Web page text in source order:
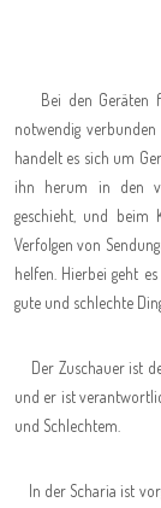
Bei den Geräten
notwendig verbunden
handelt es sich um
ihn herum in den
geschieht, und beim
Verfolgen von
helfen. Hierbei geht
gute und schlechte
Der Zuschauer ist
und er ist
und Schlechtem.
In der Scharia ist